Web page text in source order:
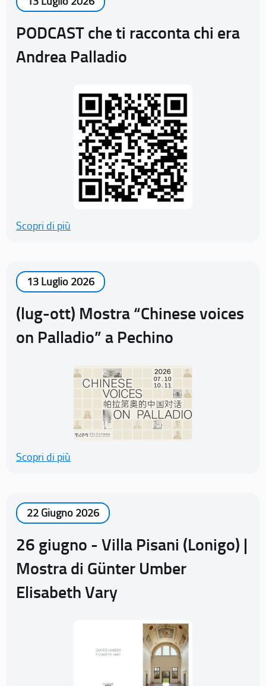
PODCAST che ti racconta chi era
Andrea Palladio
Scopri di più
13 Luglio 2026
(lug-ott) Mostra “Chinese voices
on Palladio” a Pechino
Scopri di più
22 Giugno 2026
26 giugno - Villa Pisani (Lonigo) |
Mostra di Günter Umber
Elisabeth Vary